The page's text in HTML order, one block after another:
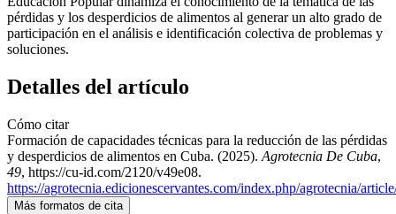
pérdidas y los desperdicios de alimentos al generar un alto grado de
participación en el análisis e identificación colectiva de problemas y
soluciones.
Detalles del artículo
Cómo citar
Formación de capacidades técnicas para la reducción de las pérdidas
y desperdicios de alimentos en Cuba. (2025). Agrotecnia De Cuba,
49, https://cu-id.com/2120/v49e08.
https://agrotecnia.edicionescervantes.com/index.php/agrotecnia/
Más formatos de cita